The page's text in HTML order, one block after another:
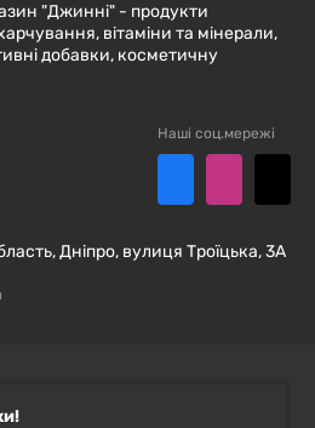
"Джинні" - продукти
вітаміни та мінерали,
добавки, косметичну
Наші соц.мережі
Дніпро, вулиця Троїцька, 3А